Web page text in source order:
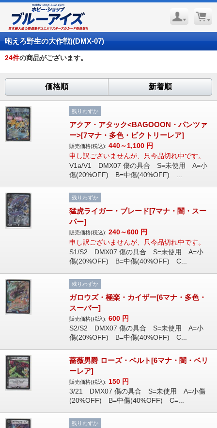
咆えろ野生の大作戦)(DMX-07)
24件の商品がございます。
価格順 新着順
残りわずか
アクア・アタック<BAGOOON・パンツァ
ー>[7マナ・多色・ビクトリーレア]
販売価格(税込): 440～1,100 円
申し訳ございませんが、只今品切れ中です。
V1a/V1 DMX07 傷の具合 S=未使用 A=小
傷(20%OFF) B=中傷(40%OFF) ...
残りわずか
猛虎ライガー・ブレード[7マナ・闇・スー
パー]
販売価格(税込): 240～600 円
申し訳ございませんが、只今品切れ中です。
S1/S2 DMX07 傷の具合 S=未使用 A=小
傷(20%OFF) B=中傷(40%OFF) C...
残りわずか
ガロウズ・極楽・カイザー[6マナ・多色・
スーパー]
販売価格(税込): 600 円
S2/S2 DMX07 傷の具合 S=未使用 A=小
傷(20%OFF) B=中傷(40%OFF) C...
薔薇男爵 ローズ・ベルト[6マナ・闇・ベリ
ーレア]
販売価格(税込): 150 円
3/21 DMX07 傷の具合 S=未使用 A=小傷
(20%OFF) B=中傷(40%OFF) C=...
残りわずか